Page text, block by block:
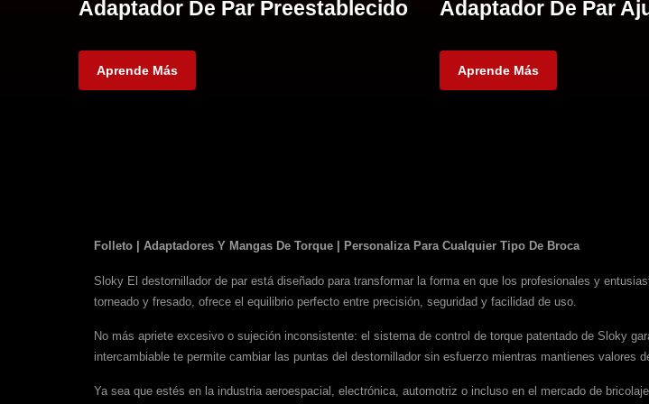
Adaptador De Par Preestablecido
Aprende Más
Adaptador De Par
Aprende Más
Folleto | Adaptadores Y Mangas De Torque | Personaliza Para Cualquier Tipo De Broca
Sloky El destornillador de par está diseñado para transformar la forma en que los profesionales y
torneado y fresado, ofrece el equilibrio perfecto entre precisión, seguridad y facilidad de uso.
No más apriete excesivo o sujeción inconsistente: el sistema de control de torque patentado de Sloky
intercambiable te permite cambiar las puntas del destornillador sin esfuerzo mientras mantienes valores
Ya sea que estés en la industria aeroespacial, electrónica, automotriz o incluso en el mercado de